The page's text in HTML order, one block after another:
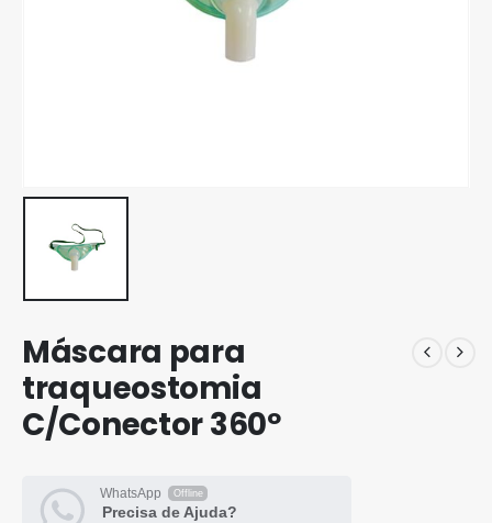
Máscara para
traqueostomia
C/Conector 360º
WhatsApp Offline
Precisa de Ajuda?